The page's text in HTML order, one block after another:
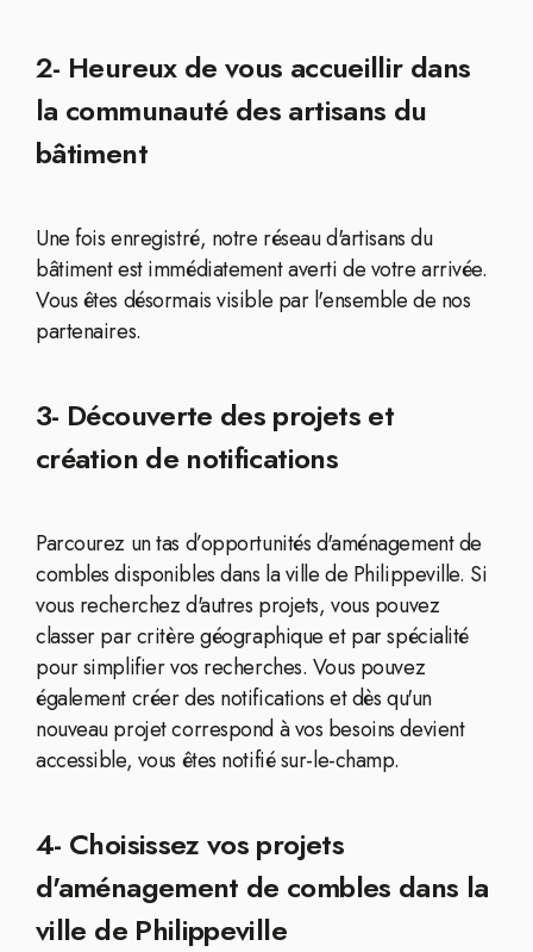
2- Heureux de vous accueillir dans
la communauté des artisans du
bâtiment
Une fois enregistré, notre réseau d'artisans du
bâtiment est immédiatement averti de votre arrivée.
Vous êtes désormais visible par l'ensemble de nos
partenaires.
3- Découverte des projets et
création de notifications
Parcourez un tas d’opportunités d'aménagement de
combles disponibles dans la ville de Philippeville. Si
vous recherchez d'autres projets, vous pouvez
classer par critère géographique et par spécialité
pour simplifier vos recherches. Vous pouvez
également créer des notifications et dès qu'un
nouveau projet correspond à vos besoins devient
accessible, vous êtes notifié sur-le-champ.
4- Choisissez vos projets
d'aménagement de combles dans la
ville de Philippeville